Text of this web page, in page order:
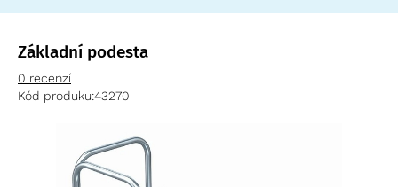
Základní podesta
0 recenzí
Kód produku:43270